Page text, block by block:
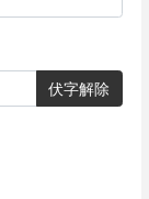
伏字解除